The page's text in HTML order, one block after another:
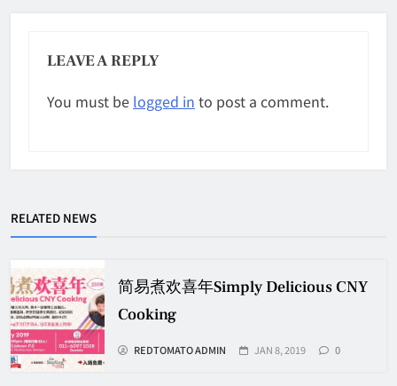
LEAVE A REPLY
You must be logged in to post a comment.
RELATED NEWS
简易煮欢喜年Simply Delicious CNY
Cooking
REDTOMATO ADMIN JAN 8, 2019 0